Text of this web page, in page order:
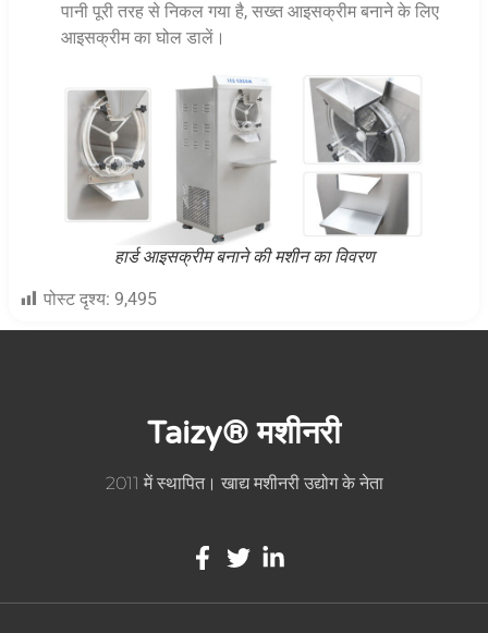
पानी पूरी तरह से निकल गया है, सख्त आइसक्रीम बनाने के लिए
आइसक्रीम का घोल डालें।
हार्ड आइसक्रीम बनाने की मशीन का विवरण
पोस्ट दृश्य: 9,495
Taizy® मशीनरी
2011 में स्थापित। खाद्य मशीनरी उद्योग के नेता